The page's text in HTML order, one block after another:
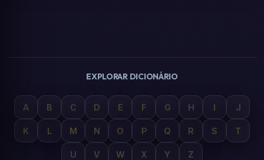
EXPLORAR DICIONÁRIO
A B C D E F G H I J
K L M N O P Q R S T
U V W X Y Z